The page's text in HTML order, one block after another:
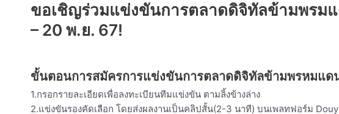
ขอเชิญร่วมแข่งขันการตลาดดิจิทัลข้ามพรม
– 20 พ.ย. 67!
ขั้นตอนการสมัครการแข่งขันการตลาดดิจิทัลข้ามพรหมแด
1.กรอกรายละเอียดเพื่อลงทะเบียนทีมแข่งขัน ตามลิ้งข้างล่าง
2.แข่งขันรองคัดเลือก โดยส่งผลงานเป็นคลิปสั้น(2-3 นาที) บนเพลทฟอร์ม